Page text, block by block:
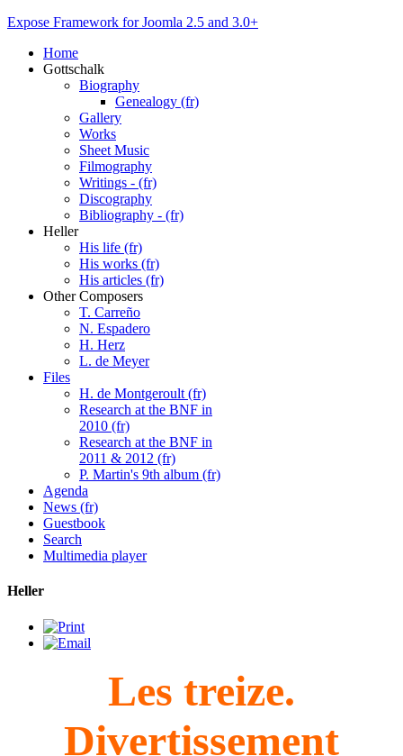
Expose Framework for Joomla 2.5 and 3.0+
Home
Gottschalk
Biography
Genealogy (fr)
Gallery
Works
Sheet Music
Filmography
Writings - (fr)
Discography
Bibliography - (fr)
Heller
His life (fr)
His works (fr)
His articles (fr)
Other Composers
T. Carreño
N. Espadero
H. Herz
L. de Meyer
Files
H. de Montgeroult (fr)
Research at the BNF in
2010 (fr)
Research at the BNF in
2011 & 2012 (fr)
P. Martin's 9th album (fr)
Agenda
News (fr)
Guestbook
Search
Multimedia player
Heller
Les treize.
Divertissement